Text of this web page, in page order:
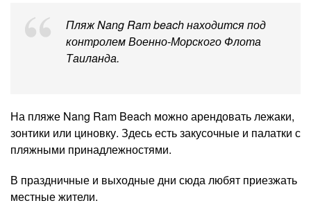
Пляж Nang Ram beach находится под
контролем Военно-Морского Флота
Таиланда.
На пляже Nang Ram Beach можно арендовать лежаки,
зонтики или циновку. Здесь есть закусочные и палатки с
пляжными принадлежностями.
В праздничные и выходные дни сюда любят приезжать
местные жители.